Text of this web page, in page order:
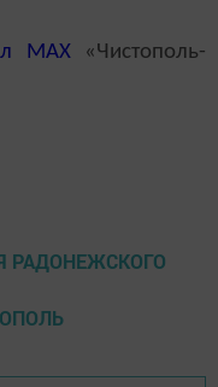
MAX«Чистополь-
РАДОНЕЖСКОГО